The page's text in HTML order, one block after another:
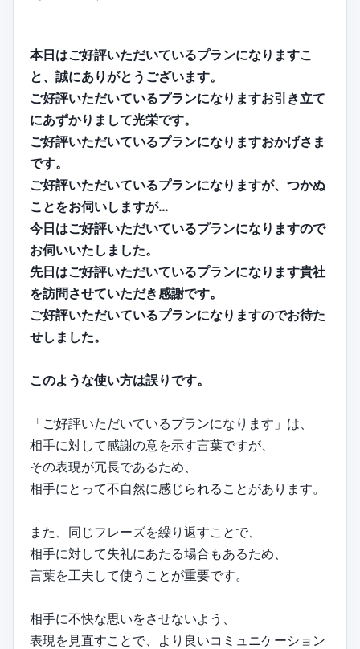
本日はご好評いただいているプランになりますこ
と、誠にありがとうございます。
ご好評いただいているプランになりますお引き立て
にあずかりまして光栄です。
ご好評いただいているプランになりますおかげさま
です。
ご好評いただいているプランになりますが、つかぬ
ことをお伺いしますが…
今日はご好評いただいているプランになりますので
お伺いいたしました。
先日はご好評いただいているプランになります貴社
を訪問させていただき感謝です。
ご好評いただいているプランになりますのでお待た
せしました。
このような使い方は誤りです。
「ご好評いただいているプランになります」は、
相手に対して感謝の意を示す言葉ですが、
その表現が冗長であるため、
相手にとって不自然に感じられることがあります。
また、同じフレーズを繰り返すことで、
相手に対して失礼にあたる場合もあるため、
言葉を工夫して使うことが重要です。
相手に不快な思いをさせないよう、
表現を見直すことで、より良いコミュニケーション